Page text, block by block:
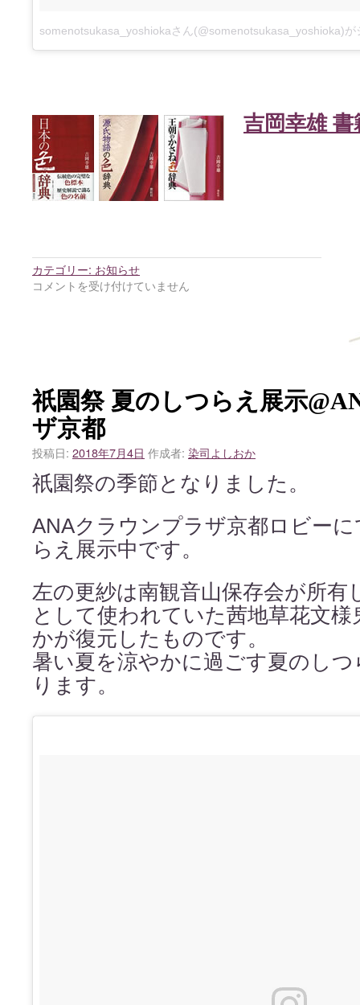
somenotsukasa_yoshiokaさん(@somenotsukasa_yoshioka)が
吉岡幸雄 書
カテゴリー: お知らせ
コメントを受け付けていません
祇園祭 夏のしつらえ展示
ザ京都
投稿日: 2018年7月4日 作成者: 染司よしおか
祇園祭の季節となりました。
ANAクラウンプラザ京都ロビー
らえ展示中です。
左の更紗は南観音山保存会が所有
として使われていた茜地草花文
かが復元したものです。
暑い夏を涼やかに過ごす夏のし
ります。